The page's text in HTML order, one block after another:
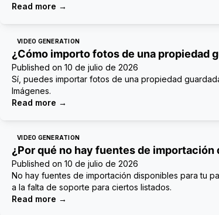
Read more →
VIDEO GENERATION
¿Cómo importo fotos de una propiedad
Published on 10 de julio de 2026
Sí, puedes importar fotos de una propiedad
Imágenes.
Read more →
VIDEO GENERATION
¿Por qué no hay fuentes de importación
Published on 10 de julio de 2026
No hay fuentes de importación disponibles para tu
a la falta de soporte para ciertos listados.
Read more →